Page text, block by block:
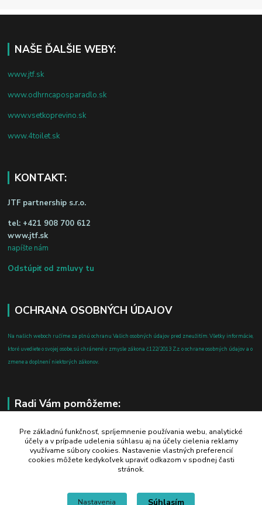
NAŠE ĎALŠIE WEBY:
www.jtf.sk
www.odhrncaposparadlo.sk
www.vsetkoprevino.sk
www.4toilet.sk
KONTAKT:
JTF partnership s.r.o.
tel: +421 908 700 612
www.jtf.sk
napíšte nám
Odstúpiť od zmluvy tu
OCHRANA OSOBNÝCH ÚDAJOV
Na našich weboch ručíme za plnú ochranu Vašich osobných údajov pred zneužitím. Všetky informácie,
ktoré uvediete o svojej osobe, sú chránené v zmysle zákona č.122/2013 Z.z. o ochrane osobných údajov a o
zmene a doplnení niektorých zákonov.
Radi Vám pomôžeme:
+421 908 700 612
po-pia: 8.00 - 16.00
business@jtf.sk
Pre základnú funkčnosť, spríjemnenie používania webu, analytické
účely a v prípade udelenia súhlasu aj na účely cielenia reklamy
využívame súbory cookies. Nastavenie vlastných preferencií
cookies môžete kedykoľvek upraviť odkazom v spodnej časti
stránok.
Nastavenia Súhlasím